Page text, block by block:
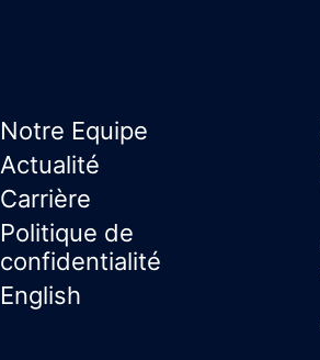
Notre Equipe
Actualité
Carrière
Politique de
confidentialité
English